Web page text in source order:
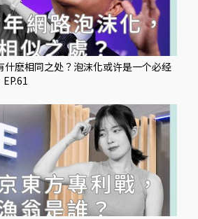
什麽相同之处？泡沫化或许是一个必经